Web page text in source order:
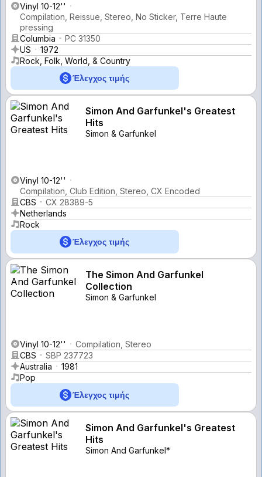
Vinyl 10-12''
Compilation, Reissue, Stereo, No Sticker, Terre Haute
pressing
Columbia
PC 31350
US
1972
Rock, Folk, World, & Country
Έλεγχος τιμής
Simon And Garfunkel's Greatest
Hits
Simon & Garfunkel
Vinyl 10-12''
Compilation, Club Edition, Stereo, CX Encoded
CBS
CX 28389-5
Netherlands
Rock
Έλεγχος τιμής
The Simon And Garfunkel
Collection
Simon & Garfunkel
Vinyl 10-12''
Compilation, Stereo
CBS
SBP 237723
Australia
1981
Pop
Έλεγχος τιμής
Simon And Garfunkel's Greatest
Hits
Simon And Garfunkel*